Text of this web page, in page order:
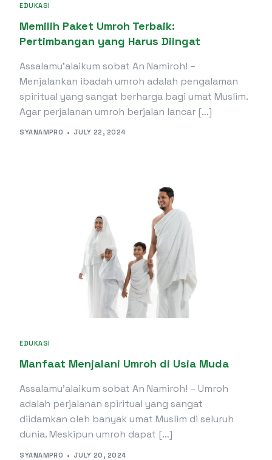
EDUKASI
Memilih Paket Umroh Terbaik:
Pertimbangan yang Harus Diingat
Assalamu’alaikum sobat An Namiroh! –
Menjalankan ibadah umroh adalah pengalaman
spiritual yang sangat berharga bagi umat Muslim.
Agar perjalanan umroh berjalan lancar […]
SYANAMPRO JULY 22, 2024
EDUKASI
Manfaat Menjalani Umroh di Usia Muda
Assalamu’alaikum sobat An Namiroh! – Umroh
adalah perjalanan spiritual yang sangat
diidamkan oleh banyak umat Muslim di seluruh
dunia. Meskipun umroh dapat […]
SYANAMPRO JULY 20, 2024